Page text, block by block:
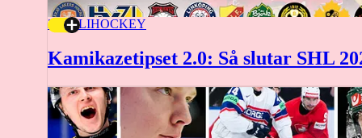
20 JULIHOCKEY
Kamikazetipset 2.0: Så slutar SHL